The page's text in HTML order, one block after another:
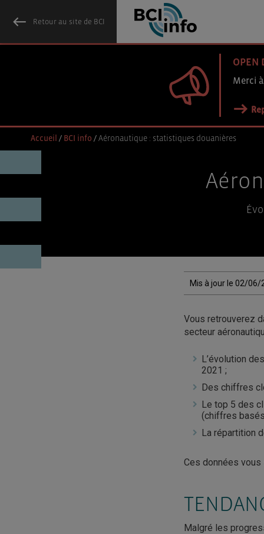
Retour au site de BCI
OPEN
Merci
Accueil / BCI info /Aéronautique : statistiques douanières
Mis à jour le 02/06/
Vous retrouverez
secteur
L’évolution
2021 ;
Des chiffres
Le top 5 des
(chiffres
La répartition
Ces données
Malgré les